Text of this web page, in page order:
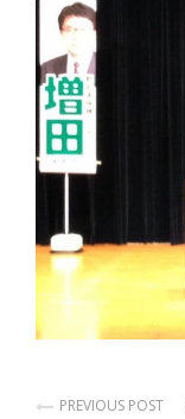
PREVIOUS POST